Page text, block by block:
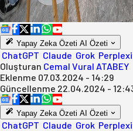
Yapay Zeka Özeti AI Özeti
ChatGPT Claude Grok
Oluşturan Cemal Vural ATABEY
Eklenme 07.03.2024 - 14:29
Güncellenme 22.04.2024 -
Yapay Zeka Özeti AI Özeti
ChatGPT Claude Grok